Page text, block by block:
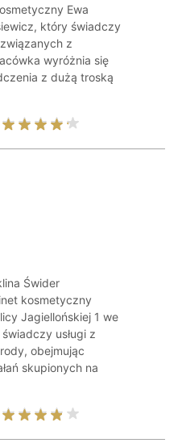
Ewa
który świadczy
z
wyróżnia się
z dużą troską
Świder
kosmetyczny
Jagiellońskiej 1 we
usługi z
obejmując
skupionych na